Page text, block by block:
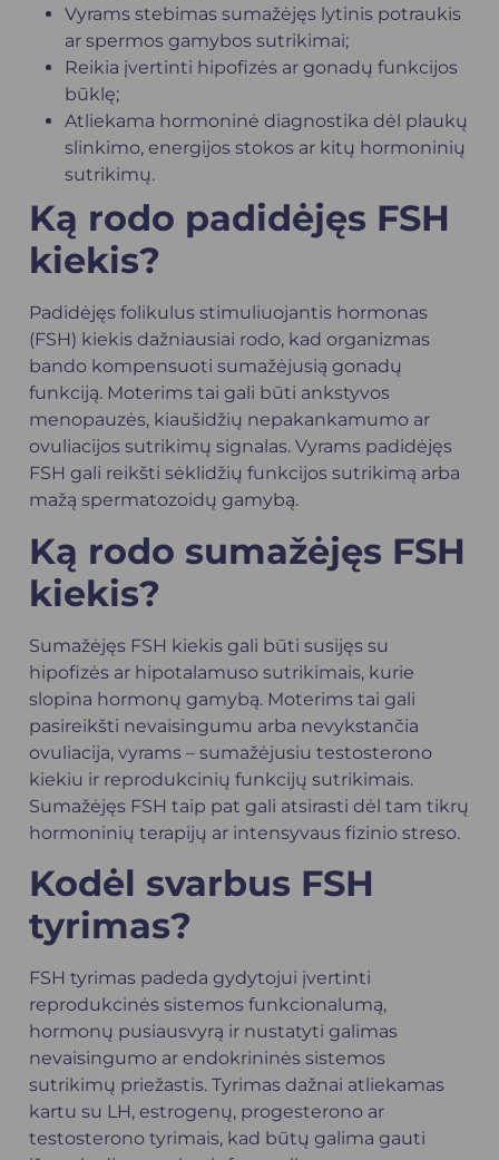
Vyrams stebimas sumažėjęs lytinis potraukis
ar spermos gamybos sutrikimai;
Reikia įvertinti hipofizės ar gonadų funkcijos
būklę;
Atliekama hormoninė diagnostika dėl plaukų
slinkimo, energijos stokos ar kitų hormoninių
sutrikimų.
Ką rodo padidėjęs FSH
kiekis?
Padidėjęs folikulus stimuliuojantis hormonas
(FSH) kiekis dažniausiai rodo, kad organizmas
bando kompensuoti sumažėjusią gonadų
funkciją. Moterims tai gali būti ankstyvos
menopauzės, kiaušidžių nepakankamumo ar
ovuliacijos sutrikimų signalas. Vyrams padidėjęs
FSH gali reikšti sėklidžių funkcijos sutrikimą arba
mažą spermatozoidų gamybą.
Ką rodo sumažėjęs FSH
kiekis?
Sumažėjęs FSH kiekis gali būti susijęs su
hipofizės ar hipotalamuso sutrikimais, kurie
slopina hormonų gamybą. Moterims tai gali
pasireikšti nevaisingumu arba nevykstančia
ovuliacija, vyrams – sumažėjusiu testosterono
kiekiu ir reprodukcinių funkcijų sutrikimais.
Sumažėjęs FSH taip pat gali atsirasti dėl tam tikrų
hormoninių terapijų ar intensyvaus fizinio streso.
Kodėl svarbus FSH
tyrimas?
FSH tyrimas padeda gydytojui įvertinti
reprodukcinės sistemos funkcionalumą,
hormonų pusiausvyrą ir nustatyti galimas
nevaisingumo ar endokrininės sistemos
sutrikimų priežastis. Tyrimas dažnai atliekamas
kartu su LH, estrogenų, progesterono ar
testosterono tyrimais, kad būtų galima gauti